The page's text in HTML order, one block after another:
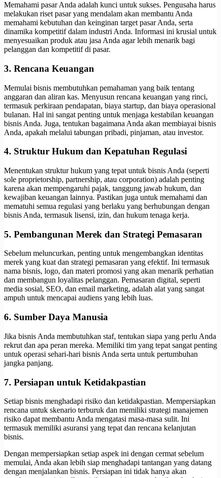
Memahami pasar Anda adalah kunci untuk sukses. Pengusaha harus
melakukan riset pasar yang mendalam akan membantu Anda
memahami kebutuhan dan keinginan target pasar Anda, serta
dinamika kompetitif dalam industri Anda. Informasi ini krusial untuk
menyesuaikan produk atau jasa Anda agar lebih menarik bagi
pelanggan dan kompetitif di pasar.
3. Rencana Keuangan
Memulai bisnis membutuhkan pemahaman yang baik tentang
anggaran dan aliran kas. Menyusun rencana keuangan yang rinci,
termasuk perkiraan pendapatan, biaya startup, dan biaya operasional
bulanan. Hal ini sangat penting untuk menjaga kestabilan keuangan
bisnis Anda. Juga, tentukan bagaimana Anda akan membiayai bisnis
Anda, apakah melalui tabungan pribadi, pinjaman, atau investor.
4. Struktur Hukum dan Kepatuhan Regulasi
Menentukan struktur hukum yang tepat untuk bisnis Anda (seperti
sole proprietorship, partnership, atau corporation) adalah penting
karena akan mempengaruhi pajak, tanggung jawab hukum, dan
kewajiban keuangan lainnya. Pastikan juga untuk memahami dan
mematuhi semua regulasi yang berlaku yang berhubungan dengan
bisnis Anda, termasuk lisensi, izin, dan hukum tenaga kerja.
5. Pembangunan Merek dan Strategi Pemasaran
Sebelum meluncurkan, penting untuk mengembangkan identitas
merek yang kuat dan strategi pemasaran yang efektif. Ini termasuk
nama bisnis, logo, dan materi promosi yang akan menarik perhatian
dan membangun loyalitas pelanggan. Pemasaran digital, seperti
media sosial, SEO, dan email marketing, adalah alat yang sangat
ampuh untuk mencapai audiens yang lebih luas.
6. Sumber Daya Manusia
Jika bisnis Anda membutuhkan staf, tentukan siapa yang perlu Anda
rekrut dan apa peran mereka. Memiliki tim yang tepat sangat penting
untuk operasi sehari-hari bisnis Anda serta untuk pertumbuhan
jangka panjang.
7. Persiapan untuk Ketidakpastian
Setiap bisnis menghadapi risiko dan ketidakpastian. Mempersiapkan
rencana untuk skenario terburuk dan memiliki strategi manajemen
risiko dapat membantu Anda mengatasi masa-masa sulit. Ini
termasuk memiliki asuransi yang tepat dan rencana kelanjutan
bisnis.
Dengan mempersiapkan setiap aspek ini dengan cermat sebelum
memulai, Anda akan lebih siap menghadapi tantangan yang datang
dengan menjalankan bisnis. Persiapan ini tidak hanya akan